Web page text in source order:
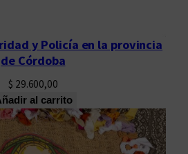
y Policía en la provincia
de Córdoba
$ 29.600,00
al carrito